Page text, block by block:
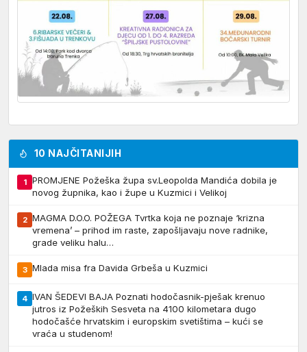
10 NAJČITANIJIH
1
PROMJENE Požeška župa sv.Leopolda Mandića dobila je
novog župnika, kao i župe u Kuzmici i Velikoj
2 MAGMA D.O.O. POŽEGA Tvrtka koja ne poznaje ‘krizna
vremena’ – prihod im raste, zapošljavaju nove radnike,
grade veliku halu…
3 Mlada misa fra Davida Grbeša u Kuzmici
4 IVAN ŠEDEVI BAJA Poznati hodočasnik-pješak krenuo
jutros iz Požeških Sesveta na 4100 kilometara dugo
hodočašće hrvatskim i europskim svetištima – kući se
vraća u studenom!